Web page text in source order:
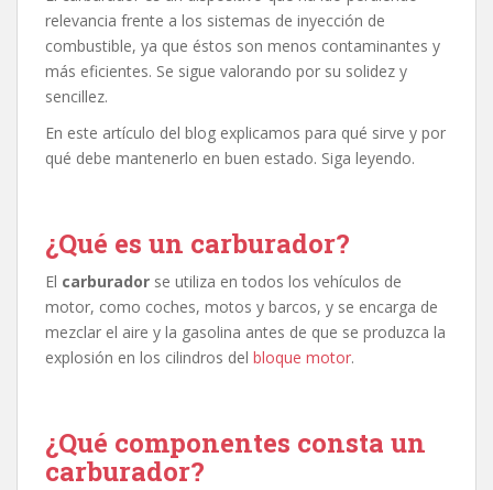
relevancia frente a los sistemas de inyección de
combustible, ya que éstos son menos contaminantes y
más eficientes. Se sigue valorando por su solidez y
sencillez.
En este artículo del blog explicamos para qué sirve y por
qué debe mantenerlo en buen estado. Siga leyendo.
¿Qué es un carburador?
El carburador se utiliza en todos los vehículos de
motor, como coches, motos y barcos, y se encarga de
mezclar el aire y la gasolina antes de que se produzca la
explosión en los cilindros del bloque motor.
¿Qué componentes consta un
carburador?